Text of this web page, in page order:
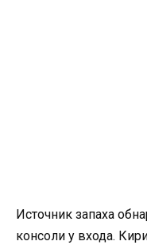
Источник запаха
консоли у входа.